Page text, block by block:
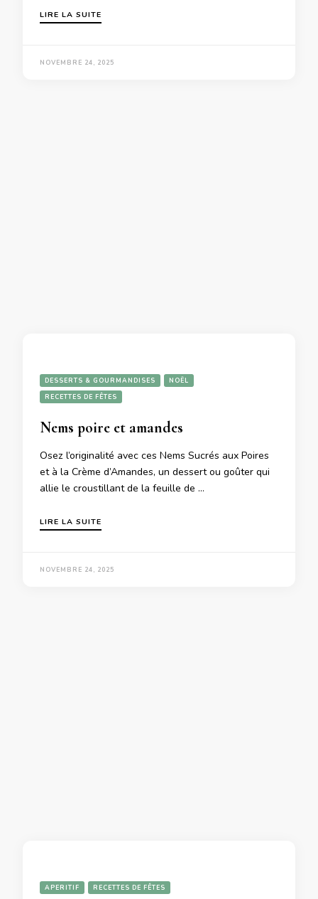
LIRE LA SUITE
NOVEMBRE 24, 2025
DESSERTS & GOURMANDISES
NOËL
RECETTES DE FÊTES
Nems poire et amandes
Osez l’originalité avec ces Nems Sucrés aux Poires
et à la Crème d’Amandes, un dessert ou goûter qui
allie le croustillant de la feuille de …
LIRE LA SUITE
NOVEMBRE 24, 2025
APERITIF RECETTES DE FÊTES